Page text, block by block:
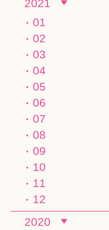
2021
01
02
03
04
05
06
07
08
09
10
11
12
2020